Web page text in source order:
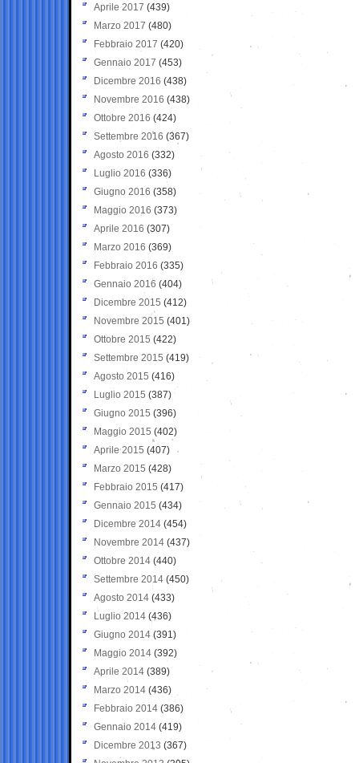
Aprile 2017 (439)
Marzo 2017 (480)
Febbraio 2017 (420)
Gennaio 2017 (453)
Dicembre 2016 (438)
Novembre 2016 (438)
Ottobre 2016 (424)
Settembre 2016 (367)
Agosto 2016 (332)
Luglio 2016 (336)
Giugno 2016 (358)
Maggio 2016 (373)
Aprile 2016 (307)
Marzo 2016 (369)
Febbraio 2016 (335)
Gennaio 2016 (404)
Dicembre 2015 (412)
Novembre 2015 (401)
Ottobre 2015 (422)
Settembre 2015 (419)
Agosto 2015 (416)
Luglio 2015 (387)
Giugno 2015 (396)
Maggio 2015 (402)
Aprile 2015 (407)
Marzo 2015 (428)
Febbraio 2015 (417)
Gennaio 2015 (434)
Dicembre 2014 (454)
Novembre 2014 (437)
Ottobre 2014 (440)
Settembre 2014 (450)
Agosto 2014 (433)
Luglio 2014 (436)
Giugno 2014 (391)
Maggio 2014 (392)
Aprile 2014 (389)
Marzo 2014 (436)
Febbraio 2014 (386)
Gennaio 2014 (419)
Dicembre 2013 (367)